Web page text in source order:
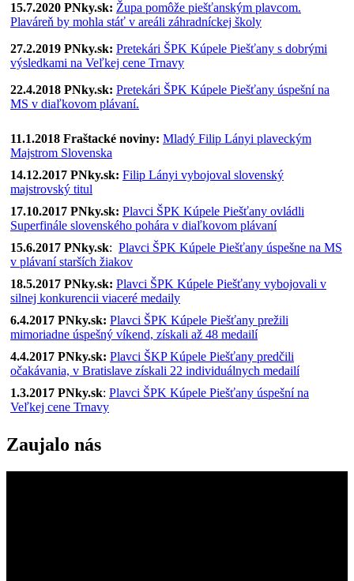
15.7.2020 PNky.sk: Župa pomôže piešťanským plavcom.
Plaváreň by mohla stáť v areáli záhradníckej školy
27.2.2019 PNky.sk: Pretekári ŠPK Kúpele Piešťany s dobrými
výsledkami na Veľkej cene Trnavy
22.4.2018 PNky.sk: Pretekári ŠPK Kúpele Piešťany úspešní na
MS v diaľkovom plávaní.
11.1.2018 Fraštacké noviny: Mladý Filip Lányi plaveckým
Majstrom Slovenska
14.12.2017 PNky.sk: Filip Lányi vybojoval slovenský
majstrovský titul
17.10.2017 PNky.sk: Plavci ŠPK Kúpele Piešťany ovládli
Superfinále slovenského pohára v diaľkovom plávaní
15.6.2017 PNky.sk: Plavci ŠPK Kúpele Piešťany úspešne na MS
v plávaní starších žiakov
18.5.2017 PNky.sk: Plavci ŠPK Kúpele Piešťany vybojovali v
silnej konkurencii viaceré medaily
6.4.2017 PNky.sk: Plavci ŠPK Kúpele Piešťany prežili
mimoriadne úspešný víkend, získali až 48 medailí
4.4.2017 PNky.sk: Plavci ŠKP Kúpele Piešťany predčili
očakávania, v Bratislave získali 22 individuálnych medailí
1.3.2017 PNky.sk: Plavci ŠPK Kúpele Piešťany úspešní na
Veľkej cene Trnavy
Zaujalo nás